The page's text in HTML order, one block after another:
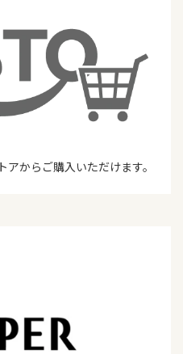
からご購入いただけます。